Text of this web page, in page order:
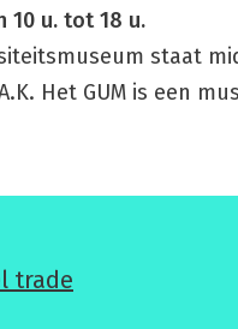
10 u. tot18 u.
staat
Het GUM is een
trade